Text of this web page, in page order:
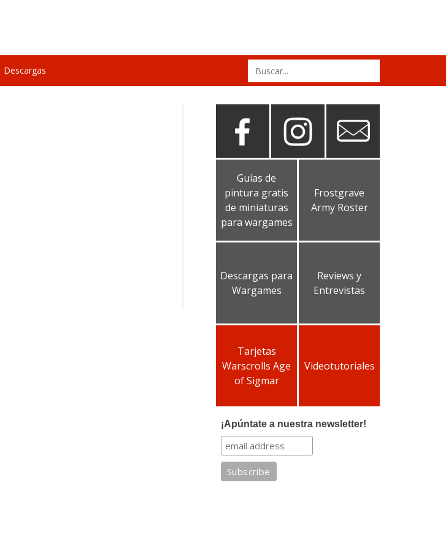
Descargas
Search
for:
Guías de
pintura gratis
de miniaturas
para wargames
Frostgrave
Army Roster
Descargas para
Wargames
Reviews y
Entrevistas
Tarjetas
Warscrolls Age
of Sigmar
Videotutoriales
¡Apúntate a nuestra newsletter!